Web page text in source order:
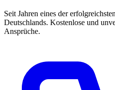
Seit Jahren eines der
Deutschlands. Kostenlose und
Ansprüche.